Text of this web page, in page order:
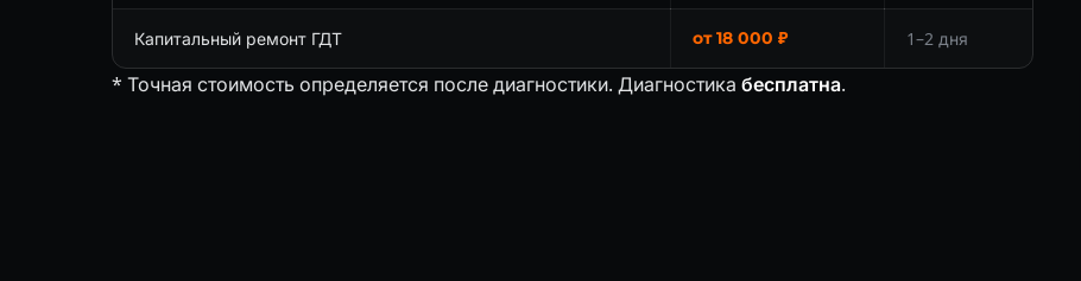
Капитальный ремонт ГДТ от 18 000 ₽ 1–2 дня
* Точная стоимость определяется после диагностики. Диагностика бесплатна.